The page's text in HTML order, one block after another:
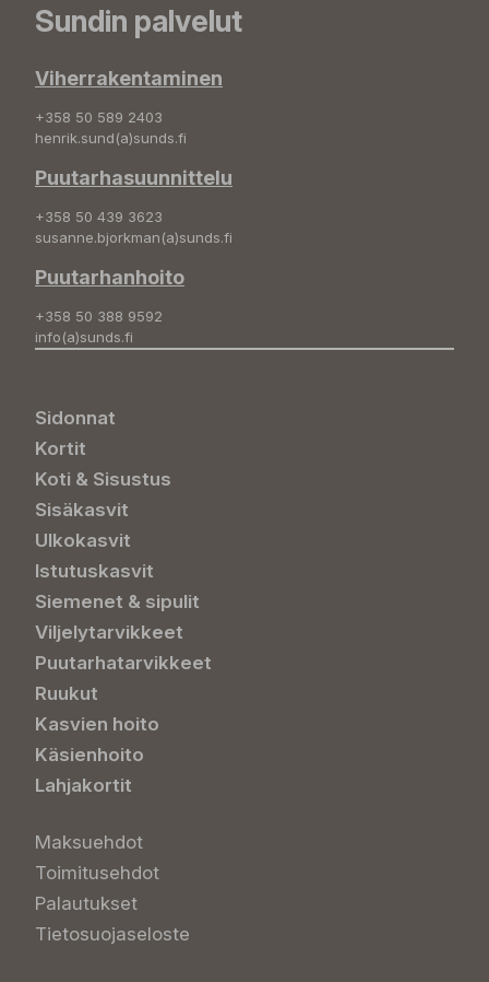
Sundin palvelut
Viherrakentaminen
+358 50 589 2403
henrik.sund(a)sunds.fi
Puutarhasuunnittelu
+358 50 439 3623
susanne.bjorkman(a)sunds.fi
Puutarhanhoito
+358 50 388 9592
info(a)sunds.fi
Sidonnat
Kortit
Koti & Sisustus
Sisäkasvit
Ulkokasvit
Istutuskasvit
Siemenet & sipulit
Viljelytarvikkeet
Puutarhatarvikkeet
Ruukut
Kasvien hoito
Käsienhoito
Lahjakortit
Maksuehdot
Toimitusehdot
Palautukset
Tietosuojaseloste